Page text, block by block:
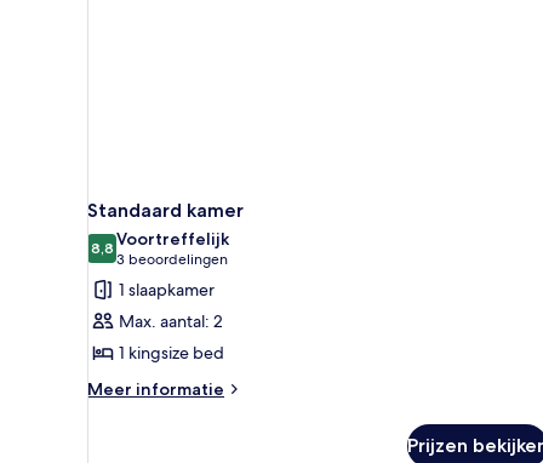
Standaard kamer
8,88,8 van 10
Voortreffelijk
3 beoordelingen
(3
beoordelingen)
1 slaapkamer
Max. aantal: 2
1 kingsize bed
Meer informatie
Meer
Prijzen